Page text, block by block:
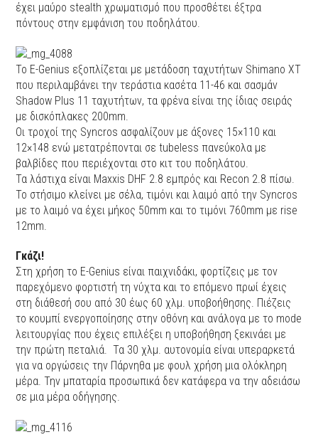
έχει μαύρο stealth χρωματισμό που προσθέτει έξτρα
πόντους στην εμφάνιση του ποδηλάτου.
Το Ε-Genius εξοπλίζεται με μετάδοση ταχυτήτων Shimano XT
που περιλαμβάνει την τεράστια κασέτα 11-46 και σασμάν
Shadow Plus 11 ταχυτήτων, τα φρένα είναι της ίδιας σειράς
με δισκόπλακες 200mm.
Οι τροχοί της Syncros ασφαλίζουν με άξονες 15×110 και
12×148 ενώ μετατρέπονται σε tubeless πανεύκολα με
βαλβίδες που περιέχονται στο κιτ του ποδηλάτου.
Τα λάστιχα είναι Maxxis DHF 2.8 εμπρός και Recon 2.8 πίσω.
Το στήσιμο κλείνει με σέλα, τιμόνι και λαιμό από την Syncros
με το λαιμό να έχει μήκος 50mm και το τιμόνι 760mm με rise
12mm.
Γκάζι!
Στη χρήση το E-Genius είναι παιχνιδάκι, φορτίζεις με τον
παρεχόμενο φορτιστή τη νύχτα και το επόμενο πρωί έχεις
στη διάθεσή σου από 30 έως 60 χλμ. υποβοήθησης. Πιέζεις
το κουμπί ενεργοποίησης στην οθόνη και ανάλογα με τo mode
λειτουργίας που έχεις επιλέξει η υποβοήθηση ξεκινάει με
την πρώτη πεταλιά. Τα 30 χλμ. αυτονομία είναι υπεραρκετά
για να οργώσεις την Πάρνηθα με φουλ χρήση μια ολόκληρη
μέρα. Την μπαταρία προσωπικά δεν κατάφερα να την αδειάσω
σε μια μέρα οδήγησης.